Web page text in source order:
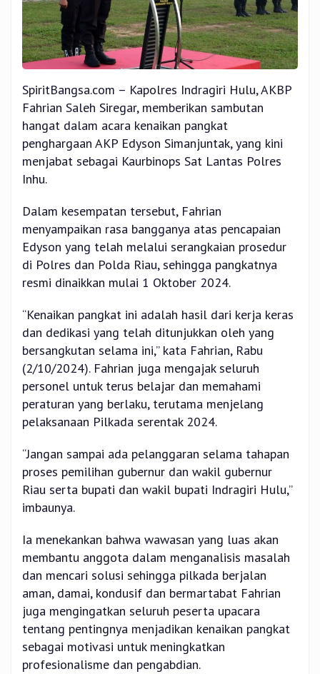
SpiritBangsa.com – Kapolres Indragiri Hulu, AKBP
Fahrian Saleh Siregar, memberikan sambutan
hangat dalam acara kenaikan pangkat
penghargaan AKP Edyson Simanjuntak, yang kini
menjabat sebagai Kaurbinops Sat Lantas Polres
Inhu.
Dalam kesempatan tersebut, Fahrian
menyampaikan rasa bangganya atas pencapaian
Edyson yang telah melalui serangkaian prosedur
di Polres dan Polda Riau, sehingga pangkatnya
resmi dinaikkan mulai 1 Oktober 2024.
“Kenaikan pangkat ini adalah hasil dari kerja keras
dan dedikasi yang telah ditunjukkan oleh yang
bersangkutan selama ini,” kata Fahrian, Rabu
(2/10/2024). Fahrian juga mengajak seluruh
personel untuk terus belajar dan memahami
peraturan yang berlaku, terutama menjelang
pelaksanaan Pilkada serentak 2024.
“Jangan sampai ada pelanggaran selama tahapan
proses pemilihan gubernur dan wakil gubernur
Riau serta bupati dan wakil bupati Indragiri Hulu,”
imbaunya.
Ia menekankan bahwa wawasan yang luas akan
membantu anggota dalam menganalisis masalah
dan mencari solusi sehingga pilkada berjalan
aman, damai, kondusif dan bermartabat Fahrian
juga mengingatkan seluruh peserta upacara
tentang pentingnya menjadikan kenaikan pangkat
sebagai motivasi untuk meningkatkan
profesionalisme dan pengabdian.